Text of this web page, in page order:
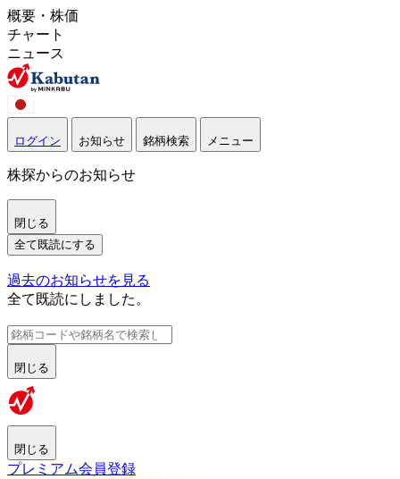
概要・株価
チャート
ニュース
ログイン お知らせ 銘柄検索 メニュー
株探からのお知らせ
閉じる
全て既読にする
過去のお知らせを見る
全て既読にしました。
閉じる
閉じる
プレミアム会員登録